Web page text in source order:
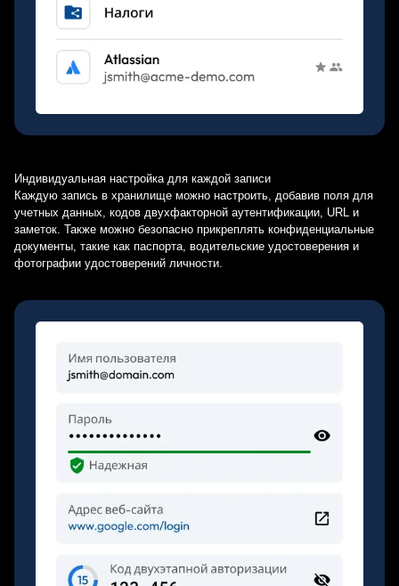
Индивидуальная настройка для каждой записи
Каждую запись в хранилище можно настроить, добавив поля для
учетных данных, кодов двухфакторной аутентификации, URL и
заметок. Также можно безопасно прикреплять конфиденциальные
документы, такие как паспорта, водительские удостоверения и
фотографии удостоверений личности.